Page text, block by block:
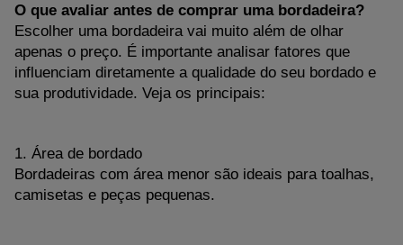
O que avaliar antes de comprar uma bordadeira?
Escolher uma bordadeira vai muito além de olhar
apenas o preço. É importante analisar fatores que
influenciam diretamente a qualidade do seu bordado e
sua produtividade. Veja os principais:
1. Área de bordado
Bordadeiras com área menor são ideais para toalhas,
camisetas e peças pequenas.